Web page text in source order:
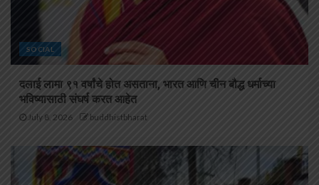
SOCIAL
दलाई लामा ९१ वर्षांचे होत असताना, भारत आणि चीन बौद्ध धर्माच्या
भविष्यासाठी संघर्ष करत आहेत
July 8, 2026 buddhistbharat